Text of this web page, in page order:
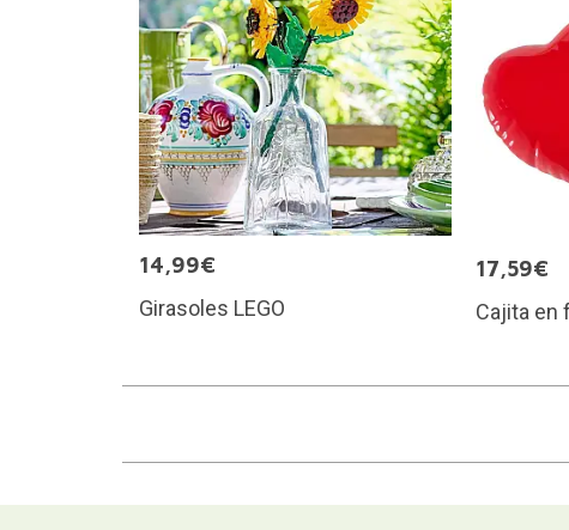
14,99€
Girasoles LEGO
17,59€
Cajita en